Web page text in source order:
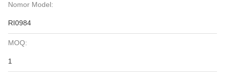
Nomor Model:
RI0984
MOQ:
1